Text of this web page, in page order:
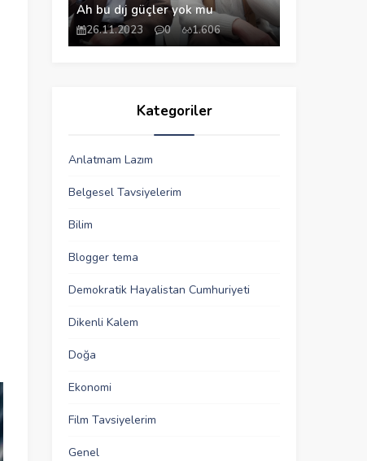
Ah bu dıj güçler yok mu
26.11.2023 0 1.606
Kategoriler
Anlatmam Lazım
Belgesel Tavsiyelerim
Bilim
Blogger tema
Demokratik Hayalistan Cumhuriyeti
Dikenli Kalem
Doğa
Ekonomi
Film Tavsiyelerim
Genel